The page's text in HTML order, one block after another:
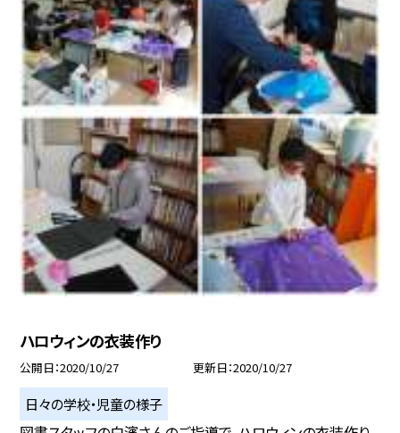
ハロウィンの衣装作り
公開日 2020/10/27 更新日 2020/10/27
日々の学校・児童の様子